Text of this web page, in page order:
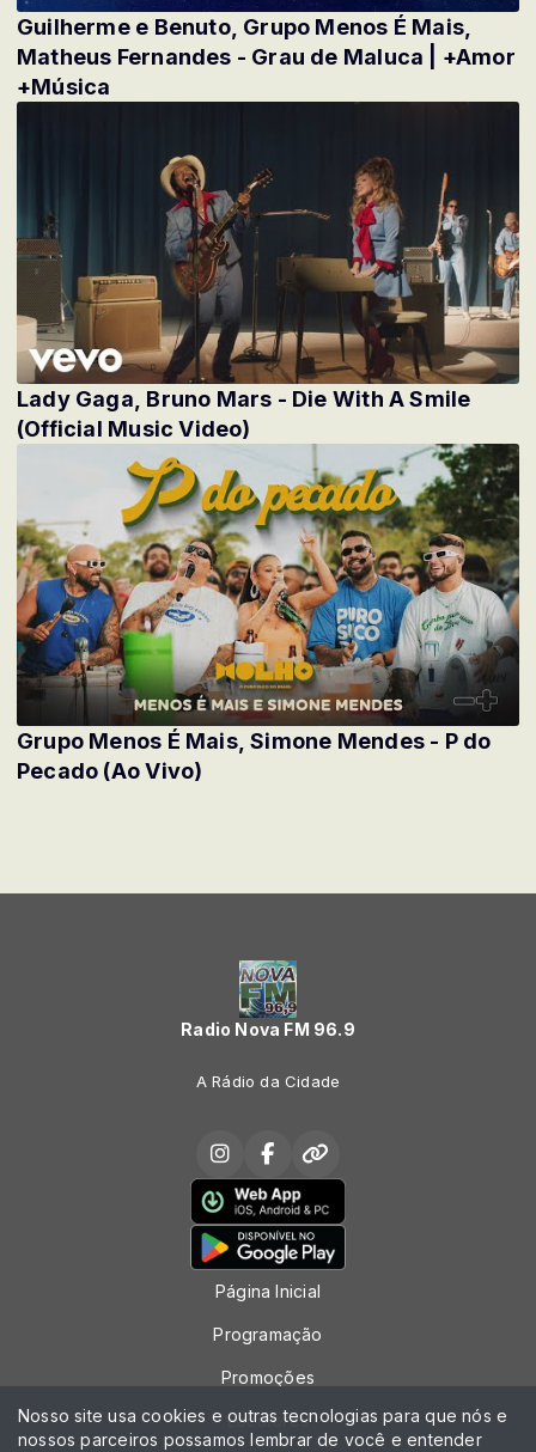
Guilherme e Benuto, Grupo Menos É Mais,
Matheus Fernandes - Grau de Maluca | +Amor
+Música
Lady Gaga, Bruno Mars - Die With A Smile
(Official Music Video)
Grupo Menos É Mais, Simone Mendes - P do
Pecado (Ao Vivo)
Radio Nova FM 96.9
A Rádio da Cidade
Página Inicial
Programação
Promoções
Locutores
Nosso site usa cookies e outras tecnologias para que nós e
nossos parceiros possamos lembrar de você e entender